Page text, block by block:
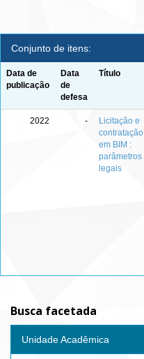
Conjunto de itens:
Data de
publicação
Data
de
defesa
Título
2022 -
Licitação e
contratação
em BIM :
parâmetros
legais
Busca facetada
Unidade Acadêmica